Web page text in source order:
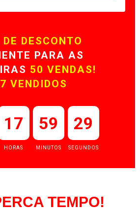
DESCONTO
PARA AS
50 VENDAS!
VENDIDOS
17
HORAS
59
MINUTOS
29
SEGUNDOS
TEMPO!